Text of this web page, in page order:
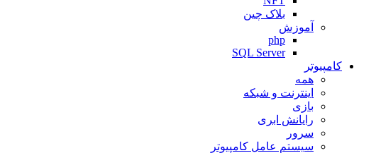
بلاک چین
آموزش
php
SQL Server
کامپیوتر
همه
اینترنت و شبکه
بازی
رایانش ابری
سرور
سیستم عامل کامپیوتر